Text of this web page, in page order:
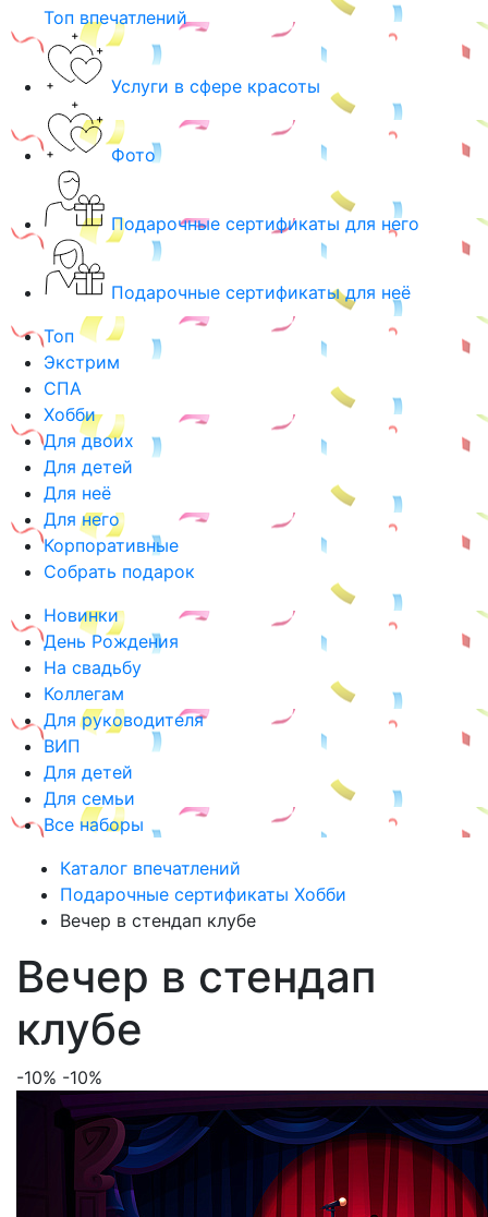
Топ впечатлений
Услуги в сфере красоты
Фото
Подарочные сертификаты для него
Подарочные сертификаты для неё
Топ
Экстрим
СПА
Хобби
Для двоих
Для детей
Для неё
Для него
Корпоративные
Собрать подарок
Новинки
День Рождения
На свадьбу
Коллегам
Для руководителя
ВИП
Для детей
Для семьи
Все наборы
Каталог впечатлений
Подарочные сертификаты Хобби
Вечер в стендап клубе
Вечер в стендап
клубе
-10% -10%